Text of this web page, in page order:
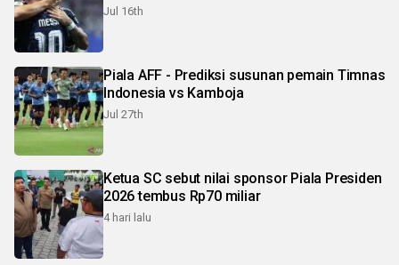
Jul 16th
Piala AFF - Prediksi susunan pemain Timnas
Indonesia vs Kamboja
Jul 27th
Ketua SC sebut nilai sponsor Piala Presiden
2026 tembus Rp70 miliar
4 hari lalu